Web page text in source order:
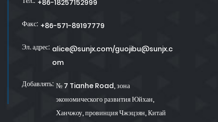
+86-18257152999
Факс: +86-571-89197779
Эл. адрес: alice@sunjx.com/guojibu@sunjx.c
om
Добавлять: № 7 Tianhe Road, зона
экономического развития Юйхан,
Ханчжоу, провинция Чжэцзян, Китай